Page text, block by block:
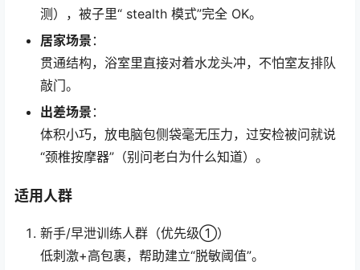
测），被子里“ stealth 模式”完全 OK。
居家场景 ：
贯通结构，浴室里直接对着水龙头冲，不怕室友排队
敲门。
出差场景 ：
体积小巧，放电脑包侧袋毫无压力，过安检被问就说
“颈椎按摩器”（别问老白为什么知道）。
适用人群
新手/早泄训练人群（优先级①）
低刺激+高包裹，帮助建立“脱敏阈值”。